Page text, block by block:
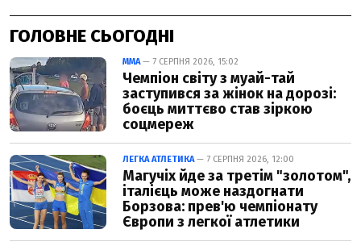
ГОЛОВНЕ СЬОГОДНІ
ММА— 7 СЕРПНЯ 2026, 15:02
Чемпіон світу з муай-тай
заступився за жінок на дорозі:
боєць миттєво став зіркою
соцмереж
ЛЕГКА АТЛЕТИКА— 7 СЕРПНЯ 2026, 12:00
Магучіх йде за третім "золотом",
італієць може наздогнати
Борзова: прев'ю чемпіонату
Європи з легкої атлетики